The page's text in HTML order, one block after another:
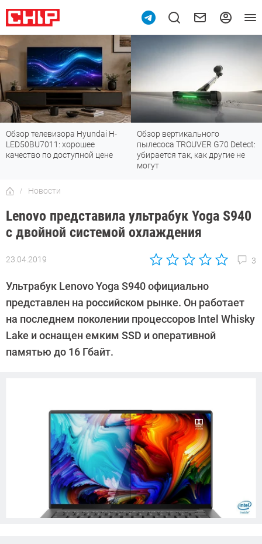
Обзор телевизора Hyundai H-
LED50BU7011: хорошее
качество по доступной цене
Обзор вертикального
пылесоса TROUVER G70 Detect:
убирается так, как другие не
могут
Новости
Lenovo представила ультрабук Yoga S940
с двойной системой охлаждения
23.04.2019 3
Автор:
Киреев
Ультрабук Lenovo Yoga S940 официально
представлен на российском рынке. Он работает
на последнем поколении процессоров Intel Whisky
Lake и оснащен емким SSD и оперативной
памятью до 16 Гбайт.